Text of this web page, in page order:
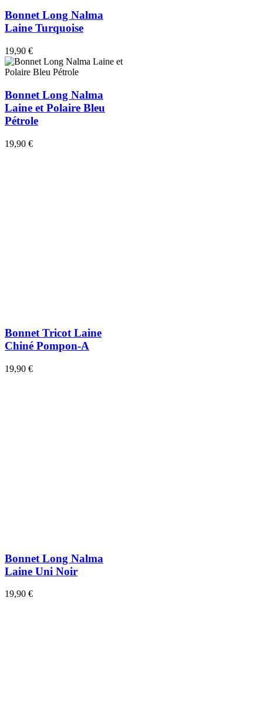
Bonnet Long Nalma
Laine Turquoise
19,90 €
Bonnet Long Nalma
Laine et Polaire Bleu
Pétrole
19,90 €
Bonnet Tricot Laine
Chiné Pompon-A
19,90 €
Bonnet Long Nalma
Laine Uni Noir
19,90 €